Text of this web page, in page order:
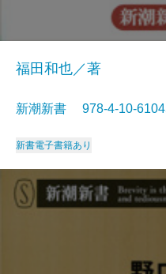
福田和也／著
新潮新書 978-4-10-
新書電子書籍あり